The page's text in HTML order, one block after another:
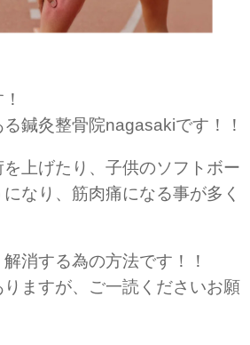
鍼灸整骨院nagasakiです！！
上げたり、子供のソフトボー
なり、筋肉痛になる事が多く
消する為の方法です！！
ますが、ご一読くださいお願